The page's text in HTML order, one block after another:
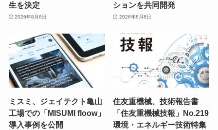
生を決定
2026年8月8日
ションを共同開発
2026年8月8日
ミスミ、ジェイテクト亀山
工場での「MISUMI floow」
導入事例を公開
住友重機械、技術報告書
「住友重機械技報」No.219
環境・エネルギー技術特集